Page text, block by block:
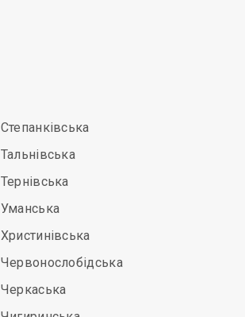
Степанківська
Тальнівська
Тернівська
Уманська
Христинівська
Червонослобідська
Черкаська